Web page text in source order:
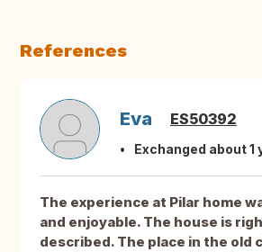
References
Eva ES50392
Exchanged about 1
The experience at Pilar home
and enjoyable. The house is
described. The place in the old